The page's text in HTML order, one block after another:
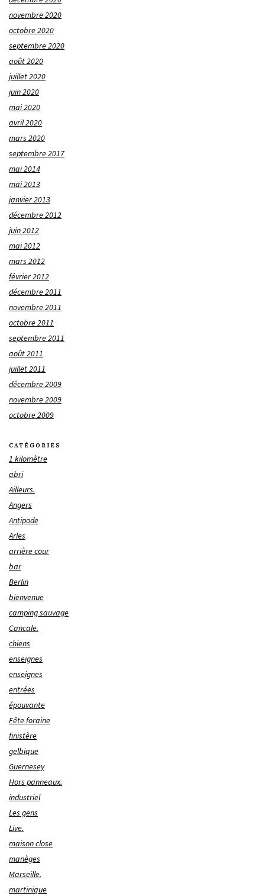
novembre 2020
octobre 2020
septembre 2020
août 2020
juillet 2020
juin 2020
mai 2020
avril 2020
mars 2020
septembre 2017
mai 2014
mai 2013
janvier 2013
décembre 2012
juin 2012
mai 2012
mars 2012
février 2012
décembre 2011
novembre 2011
octobre 2011
septembre 2011
août 2011
juillet 2011
décembre 2009
novembre 2009
octobre 2009
CATÉGORIES
1 kilomètre
abri
Ailleurs.
Angers
Antipode
Arles
arrière cour
bar
Berlin
bienvenue
camping sauvage
Cancale.
chiens
enseignes
enseignes
entrées
épouvante
Fête foraine
finistère
gelbique
Guernesey
Hors panneaux.
industriel
Les gens
Live.
maison close
manèges
Marseille.
martinique